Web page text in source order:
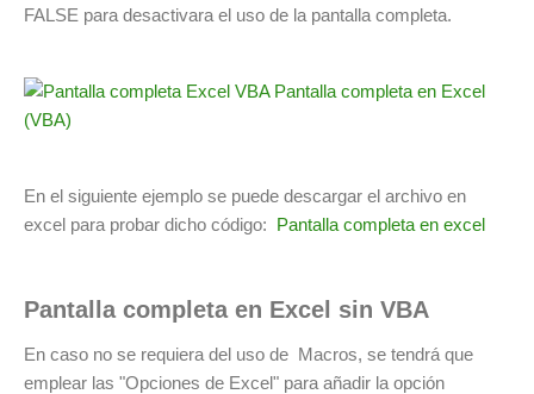
FALSE para desactivara el uso de la pantalla completa.
En el siguiente ejemplo se puede descargar el archivo en
excel para probar dicho código: Pantalla completa en excel
Pantalla completa en Excel sin VBA
En caso no se requiera del uso de Macros, se tendrá que
emplear las "Opciones de Excel" para añadir la opción